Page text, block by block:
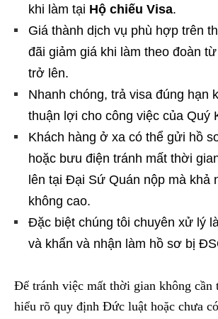
khi làm tại Hộ chiếu Visa.
Giá thành dịch vụ phù hợp trên
đãi giảm giá khi làm theo đoàn
trở lên.
Nhanh chóng, trả visa đúng hạn
thuận lợi cho công việc của Quý
Khách hàng ở xa có thể gửi hồ
hoặc bưu điện tránh mất thời
lên tại Đại Sứ Quán nộp mà khả
không cao.
Đặc biệt chúng tôi chuyên xử lý
và khẩn và nhận làm hồ sơ bị
Để tránh việc mất thời gian không cần
hiểu rõ quy định Đức luật hoặc chưa